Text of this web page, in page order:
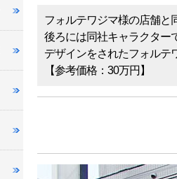
フォルテワジマ様の店舗と
後ろには同社キャラクター
デザインをされたフォルテ
【参考価格：30万円】